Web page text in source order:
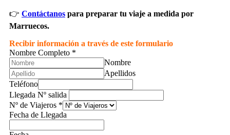
👉 Contáctanos para preparar tu viaje a medida por
Marruecos.
Recibir información a través de este formulario
Nombre Completo *
Nombre
Apellidos
Teléfono
Llegada Nº salida
Nº de Viajeros *
Fecha de Llegada